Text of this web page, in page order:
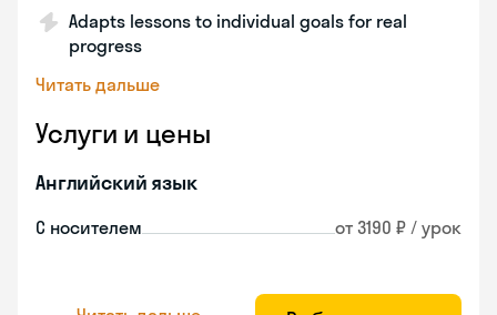
Adapts lessons to individual goals for real
progress
Читать дальше
Услуги и цены
Английский язык
С носителем от 3190 ₽ / урок